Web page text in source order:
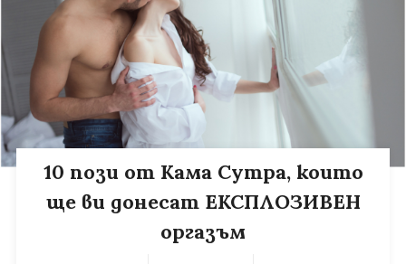
10 пози от Кама Сутра, които
ще ви донесат ЕКСПЛОЗИВЕН
оргазъм